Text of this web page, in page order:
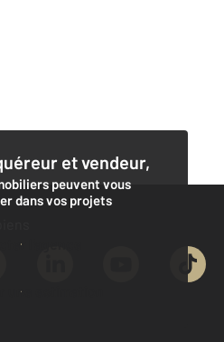
et vendeur,
peuvent vous
dans vos projets
l'agence
une estimation